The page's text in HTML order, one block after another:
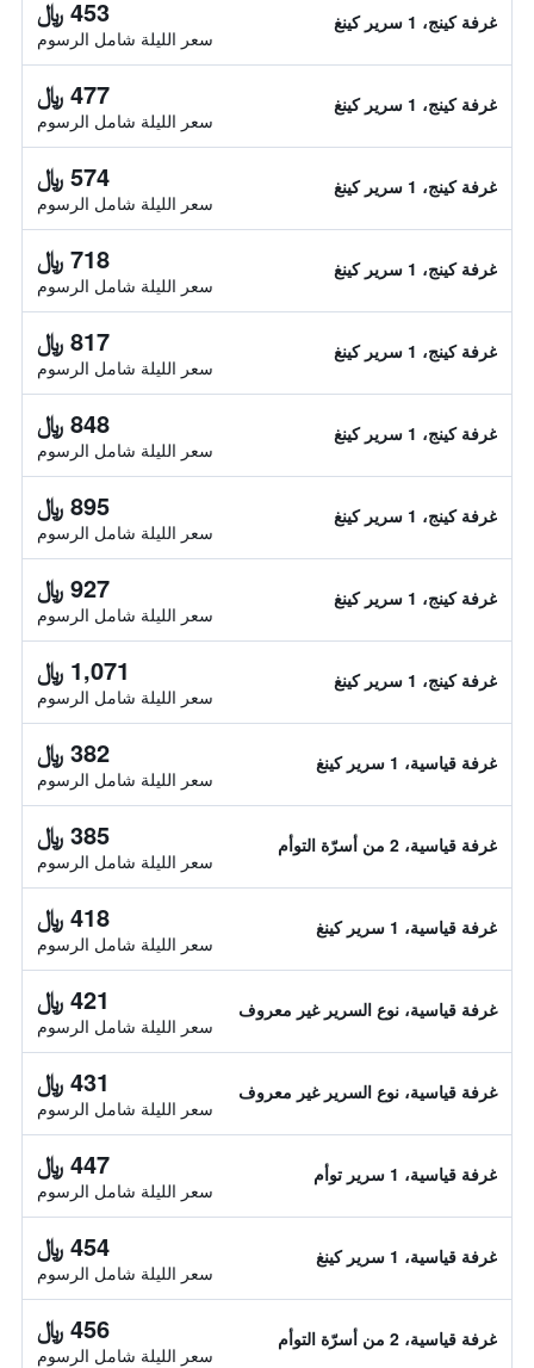
غرفة كينج، 1 سرير كينغ 453 ﷼
سعر الليلة شامل الرسوم
غرفة كينج، 1 سرير كينغ 477 ﷼
سعر الليلة شامل الرسوم
غرفة كينج، 1 سرير كينغ 574 ﷼
سعر الليلة شامل الرسوم
غرفة كينج، 1 سرير كينغ 718 ﷼
سعر الليلة شامل الرسوم
غرفة كينج، 1 سرير كينغ 817 ﷼
سعر الليلة شامل الرسوم
غرفة كينج، 1 سرير كينغ 848 ﷼
سعر الليلة شامل الرسوم
غرفة كينج، 1 سرير كينغ 895 ﷼
سعر الليلة شامل الرسوم
غرفة كينج، 1 سرير كينغ 927 ﷼
سعر الليلة شامل الرسوم
غرفة كينج، 1 سرير كينغ 1,071 ﷼
سعر الليلة شامل الرسوم
غرفة قياسية، 1 سرير كينغ 382 ﷼
سعر الليلة شامل الرسوم
غرفة قياسية، 2 من أسرّة التوأم 385 ﷼
سعر الليلة شامل الرسوم
غرفة قياسية، 1 سرير كينغ 418 ﷼
سعر الليلة شامل الرسوم
غرفة قياسية، نوع السرير غير معروف 421 ﷼
سعر الليلة شامل الرسوم
غرفة قياسية، نوع السرير غير معروف 431 ﷼
سعر الليلة شامل الرسوم
غرفة قياسية، 1 سرير توأم 447 ﷼
سعر الليلة شامل الرسوم
غرفة قياسية، 1 سرير كينغ 454 ﷼
سعر الليلة شامل الرسوم
غرفة قياسية، 2 من أسرّة التوأم 456 ﷼
سعر الليلة شامل الرسوم